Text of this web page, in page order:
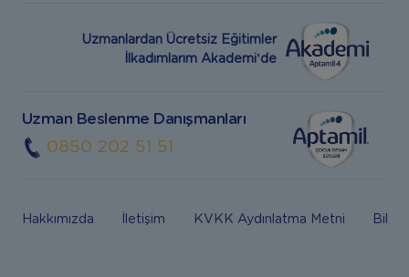
Uzmanlardan Ücretsiz Eğitimler
İlkadımlarım Akademi’de
Uzman Beslenme Danışmanları
0850 202 51 51
Hakkımızda İletişim KVKK Aydınlatma Metni Bilgi